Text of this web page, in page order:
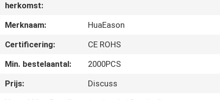
ONGEVEER
ONS
herkomst:
Merknaam:
HuaEason
Certificering:
CE ROHS
Min. bestelaantal:
2000PCS
Prijs:
Discuss